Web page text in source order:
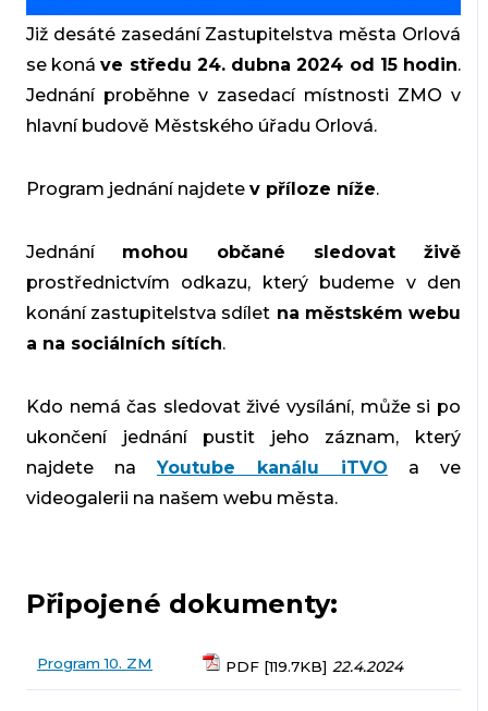
Již desáté zasedání Zastupitelstva města Orlová
se konáve středu 24. dubna 2024 od 15 hodin.
Jednání proběhne v zasedací místnosti ZMO v
hlavní budově Městského úřadu Orlová.
Program jednání najdete v příloze níže.
Jednání mohou občané sledovat živě
prostřednictvím odkazu, který budeme v den
konání zastupitelstva sdílet na městském webu
a na sociálních sítích.
Kdo nemá čas sledovat živé vysílání, může si po
ukončení jednání pustit jeho záznam, který
najdete naYoutube kanálu iTVO a ve
videogalerii na našem webu města.
Připojené dokumenty:
Program 10. ZM PDF [119.7KB] 22.4.2024